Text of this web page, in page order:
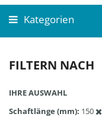
Kategorien
FILTERN NACH
IHRE AUSWAHL
Schaftlänge (mm) 150